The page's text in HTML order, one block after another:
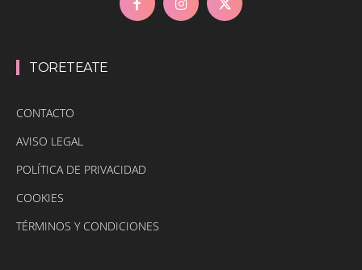
TORETEATE
CONTACTO
AVISO LEGAL
POLÍTICA DE PRIVACIDAD
COOKIES
TÉRMINOS Y CONDICIONES